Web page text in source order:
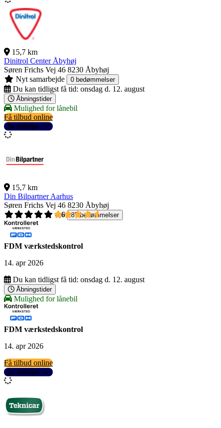
15,7 km
Dinitrol Center Åbyhøj
Søren Frichs Vej 46 8230 Åbyhøj
Nyt samarbejde
0 bedømmelser
Du kan tidligst få tid: onsdag d. 12. august
Åbningstider
Mulighed for lånebil
Få tilbud online
Se detaljer
15,7 km
Din Bilpartner Aarhus
Søren Frichs Vej 46 8230 Åbyhøj
4,6
87 bedømmelser
FDM værkstedskontrol
14. apr 2026
Du kan tidligst få tid: onsdag d. 12. august
Åbningstider
Mulighed for lånebil
FDM værkstedskontrol
14. apr 2026
Få tilbud online
Se detaljer